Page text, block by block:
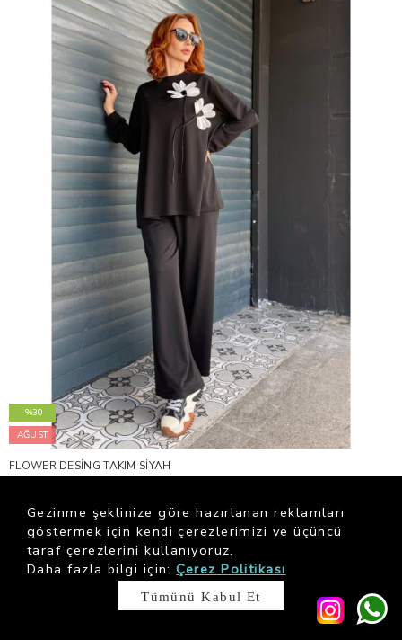
-%30
AĞUST
FLOWER DESİNG TAKIM SİYAH
Gezinme şeklinize göre hazırlanan reklamları
göstermek için kendi çerezlerimizi ve üçüncü
taraf çerezlerini kullanıyoruz.
Daha fazla bilgi için: Çerez Politikası
Tümünü Kabul Et